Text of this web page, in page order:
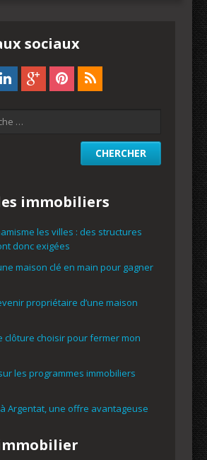
sociaux
immobiliers
les villes : des structures
donc exigées
maison clé en main pour gagner
propriétaire d’une maison
clôture choisir pour fermer mon
les programmes immobiliers
à Argentat, une offre avantageuse